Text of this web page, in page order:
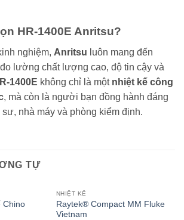
HR-1400E Anritsu?
nghiệm, Anritsu luôn mang đến
lường chất lượng cao, độ tin cậy và
1400E không chỉ là một nhiệt kế công
, mà còn là người bạn đồng hành đáng
nhà máy và phòng kiểm định.
TỰ
Chino
NHIỆT KẾ
Raytek® Compact MM Fluke
Vietnam